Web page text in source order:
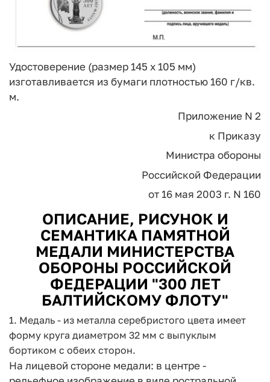
Удостоверение (размер 145 x 105 мм)
изготавливается из бумаги плотностью 160 г/кв.
м.
Приложение N 2
к Приказу
Министра обороны
Российской Федерации
от 16 мая 2003 г. N 160
ОПИСАНИЕ, РИСУНОК И
СЕМАНТИКА ПАМЯТНОЙ
МЕДАЛИ МИНИСТЕРСТВА
ОБОРОНЫ РОССИЙСКОЙ
ФЕДЕРАЦИИ "300 ЛЕТ
БАЛТИЙСКОМУ ФЛОТУ"
1. Медаль - из металла серебристого цвета имеет
форму круга диаметром 32 мм с выпуклым
бортиком с обеих сторон.
На лицевой стороне медали: в центре -